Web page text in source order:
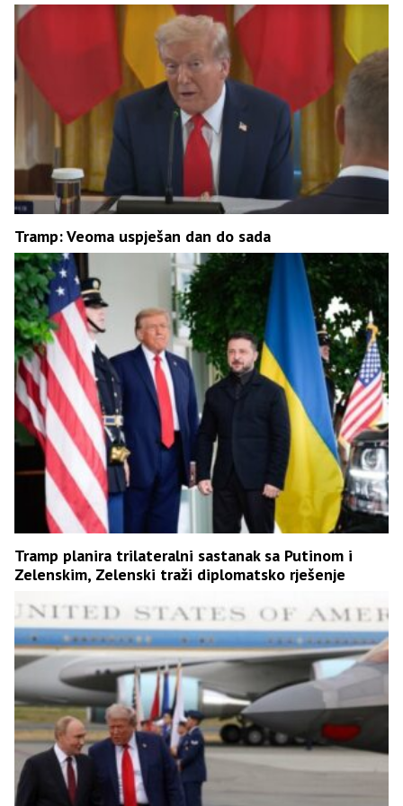
Tramp: Veoma uspješan dan do sada
Tramp planira trilateralni sastanak sa Putinom i
Zelenskim, Zelenski traži diplomatsko rješenje